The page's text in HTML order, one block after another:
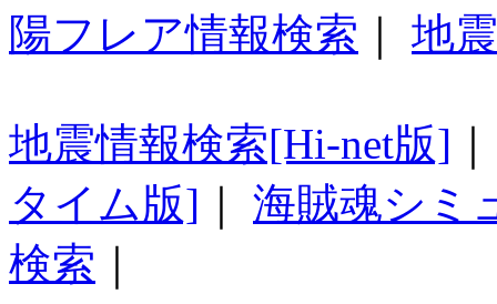
陽フレア情報検索
地
地震情報検索[Hi-net版]
タイム版]
海賊魂シミ
検索